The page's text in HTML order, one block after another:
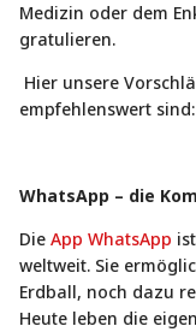
Medizin oder dem
gratulieren.
Hier unsere
empfehlenswert sind:
WhatsApp – die
Die App WhatsApp
weltweit. Sie
Erdball, noch dazu
Heute leben die